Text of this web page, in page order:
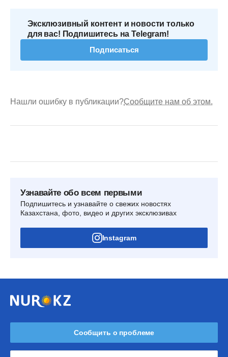
Эксклюзивный контент и новости только
для вас! Подпишитесь на Telegram!
Подписаться
Нашли ошибку в публикации?Сообщите нам об этом.
Узнавайте обо всем первыми
Подпишитесь и узнавайте о свежих новостях
Казахстана, фото, видео и других эксклюзивах
Instagram
Сообщить о проблеме